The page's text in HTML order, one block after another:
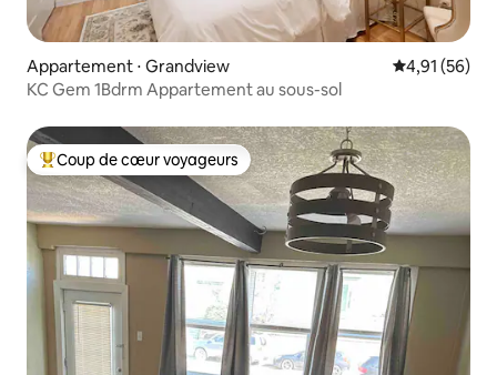
Appartement ⋅ Grandview Évaluation
4,91 (56)
KC Gem 1Bdrm Appartement au sous-sol
Coups de cœur voyageurs les plus appréciés
Coup de cœur voyageurs